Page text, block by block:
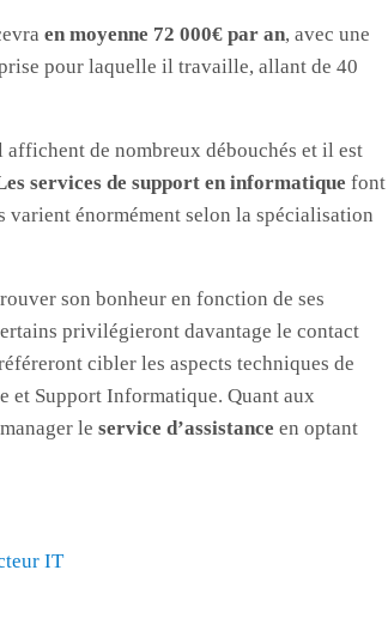
en moyenne 72 000€ par an, avec une
pour laquelle il travaille, allant de 40
de nombreux débouchés et il est
services de support en informatique font
varient énormément selon la spécialisation
son bonheur en fonction de ses
privilégieront davantage le contact
cibler les aspects techniques de
et Support Informatique. Quant aux
le service d’assistance en optant
IT